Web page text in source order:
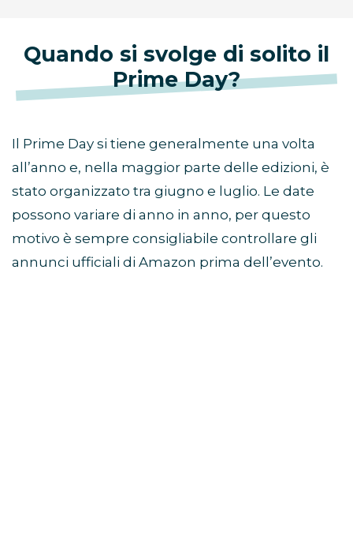
Quando si svolge di solito il
Prime Day?
Il Prime Day si tiene generalmente una volta
all’anno e, nella maggior parte delle edizioni, è
stato organizzato tra giugno e luglio. Le date
possono variare di anno in anno, per questo
motivo è sempre consigliabile controllare gli
annunci ufficiali di Amazon prima dell’evento.